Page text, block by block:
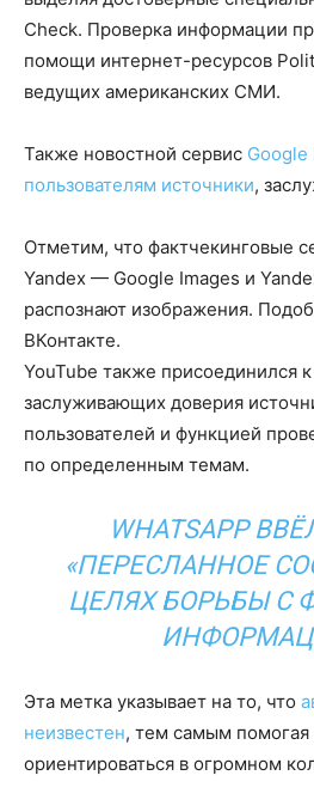
Check. Проверка информации
помощи интернет-ресурсов
ведущих американских СМИ.
Также новостной сервис Google
пользователям источники,
Отметим, что фактчекинговые
Yandex — Google Images и
распознают изображения.
ВКонтакте.
YouTube также присоединился
заслуживающих доверия
пользователей и функцией
по определенным темам.
WHATSAPP
«ПЕРЕСЛАННОЕ
ЦЕЛЯХ БОРЬБЫ С
Эта метка указывает на то, что
неизвестен, тем самым помогая
ориентироваться в огромном